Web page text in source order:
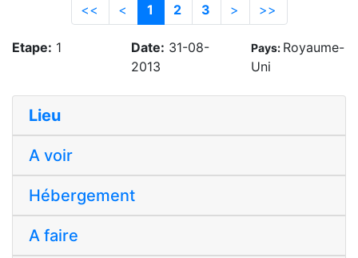
<< < 1 2 3 > >>
Etape: 1 Date: 31-08-
2013
Pays: Royaume-
Uni
Lieu
A voir
Hébergement
A faire